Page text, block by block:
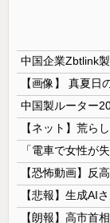
【朗報】高市首